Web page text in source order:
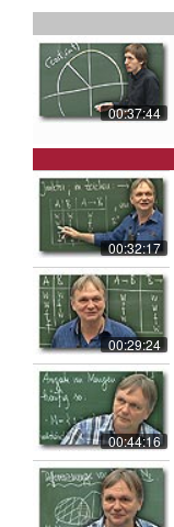
00:37:44
00:32:17
00:29:24
00:44:16